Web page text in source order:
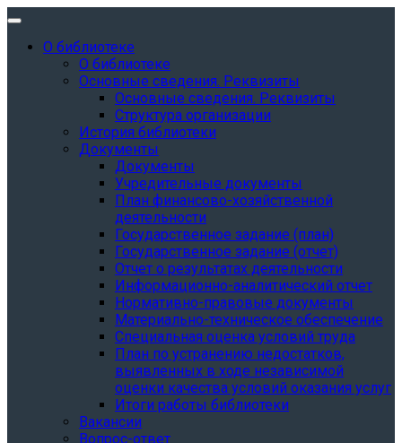
О библиотеке
О библиотеке
Основные сведения. Реквизиты
Основные сведения. Реквизиты
Структура организации
История библиотеки
Документы
Документы
Учредительные документы
План финансово-хозяйственной
деятельности
Государственное задание (план)
Государственное задание (отчет)
Отчет о результатах деятельности
Информационно-аналитический отчет
Нормативно-правовые документы
Материально-техническое обеспечение
Специальная оценка условий труда
План по устранению недостатков,
выявленных в ходе независимой
оценки качества условий оказания услуг
Итоги работы библиотеки
Вакансии
Вопрос-ответ